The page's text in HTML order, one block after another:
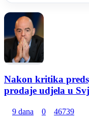
Nakon kritika
prodaje udjela u
9 dana 0 46739